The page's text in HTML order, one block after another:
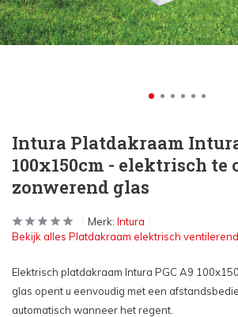
Intura Platdakraam Intura
100x150cm - elektrisch te
zonwerend glas
Merk: Intura
Bekijk alles Platdakraam elektrisch ventilerend
Elektrisch platdakraam Intura PGC A9
glas opent u eenvoudig met een
automatisch wanneer het regent.